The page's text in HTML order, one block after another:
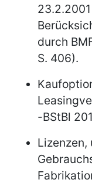
durch
S. 406).
-BStBl